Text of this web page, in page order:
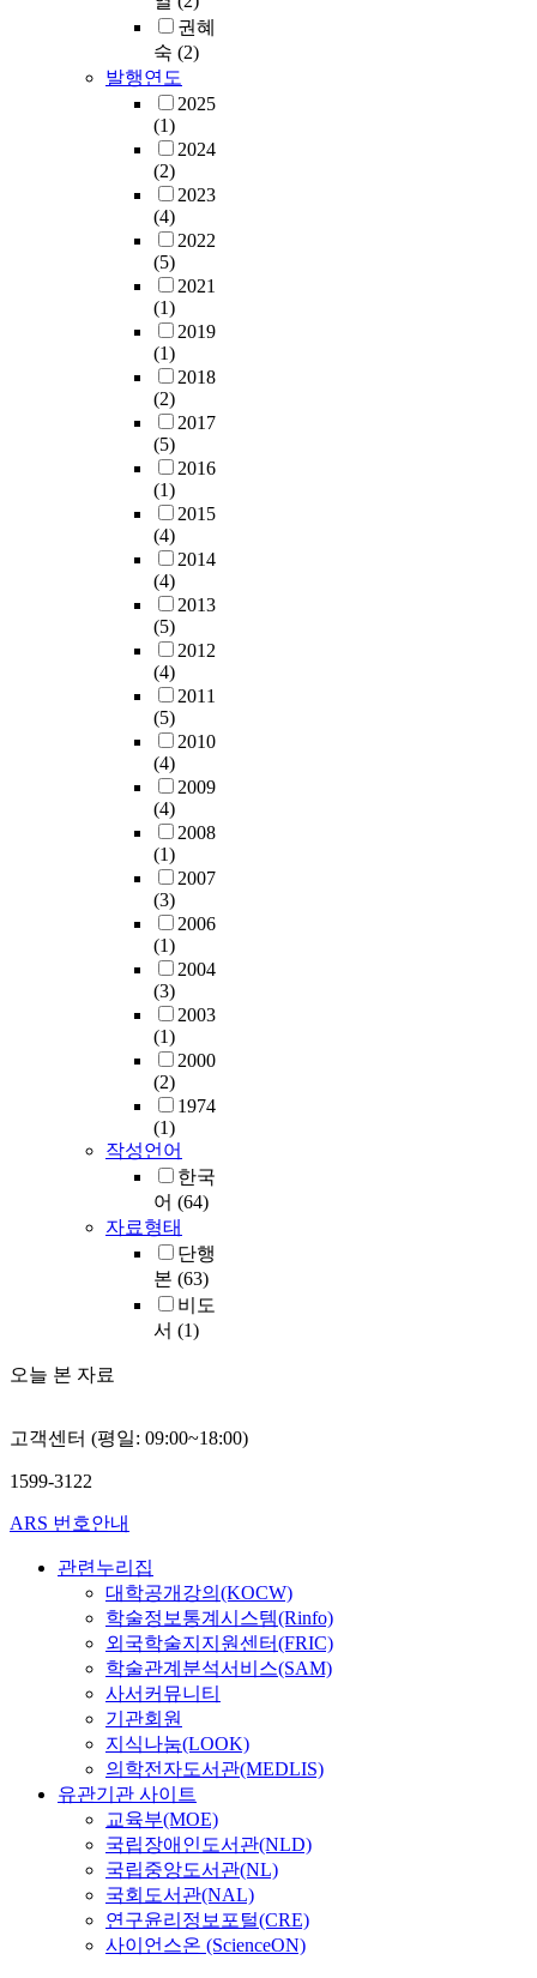
권혜
숙 (2)
발행연도
2025
(1)
2024
(2)
2023
(4)
2022
(5)
2021
(1)
2019
(1)
2018
(2)
2017
(5)
2016
(1)
2015
(4)
2014
(4)
2013
(5)
2012
(4)
2011
(5)
2010
(4)
2009
(4)
2008
(1)
2007
(3)
2006
(1)
2004
(3)
2003
(1)
2000
(2)
1974
(1)
작성언어
한국
어 (64)
자료형태
단행
본 (63)
비도
서 (1)
오늘 본 자료
고객센터 (평일: 09:00~18:00)
1599-3122
ARS 번호안내
관련누리집
대학공개강의(KOCW)
학술정보통계시스템(Rinfo)
외국학술지지원센터(FRIC)
학술관계분석서비스(SAM)
사서커뮤니티
기관회원
지식나눔(LOOK)
의학전자도서관(MEDLIS)
유관기관 사이트
교육부(MOE)
국립장애인도서관(NLD)
국립중앙도서관(NL)
국회도서관(NAL)
연구윤리정보포털(CRE)
사이언스온 (ScienceON)